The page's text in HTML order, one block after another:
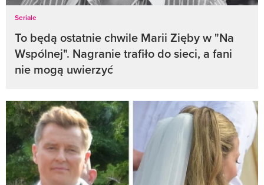
Seriale
To będą ostatnie chwile Marii Zięby w "Na
Wspólnej". Nagranie trafiło do sieci, a fani
nie mogą uwierzyć